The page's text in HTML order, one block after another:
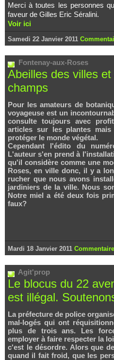
Merci à toutes les personnes
faveur de Gilles Eric Séralini.
Voir ici
Samedi 22 Janvier 2011
Fontenay-aux-Roses
Abeilles des villes
champs
Pour les amateurs de
voyageuse est un
consulte toujours avec
articles sur les plantes
protéger le monde végétal.
Cependant l'édito du
L'auteur s'en prend à
qu'il considère comme une
Roses, en ville donc, il y a
rucher que nous avons
jardiniers de la ville. Nous
Notre miel a été deux fois
faux?
Mardi 18 Janvier 2011
Agit'prop
Le blocus du 22
est illégal.
La préfecture de police
mal-logés qui ont
plus de trois ans. Les
employer à faire respecter la
c'est le désordre. Alors que
quand il fait froid, que les